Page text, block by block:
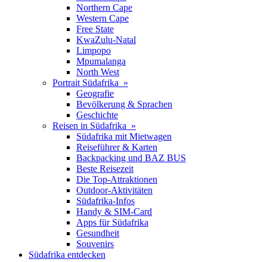
Northern Cape
Western Cape
Free State
KwaZulu-Natal
Limpopo
Mpumalanga
North West
Portrait Südafrika »
Geografie
Bevölkerung & Sprachen
Geschichte
Reisen in Südafrika »
Südafrika mit Mietwagen
Reiseführer & Karten
Backpacking und BAZ BUS
Beste Reisezeit
Die Top-Attraktionen
Outdoor-Aktivitäten
Südafrika-Infos
Handy & SIM-Card
Apps für Südafrika
Gesundheit
Souvenirs
Südafrika entdecken